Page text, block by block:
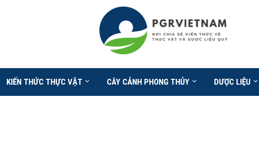
KIẾN THỨC THỰC VẬT CÂY CẢNH PHONG THỦY DƯỢC LIỆU